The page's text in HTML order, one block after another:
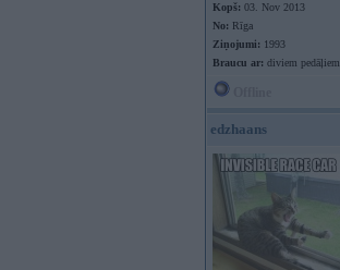
Kopš: 03. Nov 2013
No: Rīga
Ziņojumi: 1993
Braucu ar: diviem pedāļiem
edzhaans